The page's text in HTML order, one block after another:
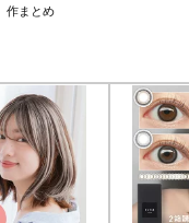
作まとめ